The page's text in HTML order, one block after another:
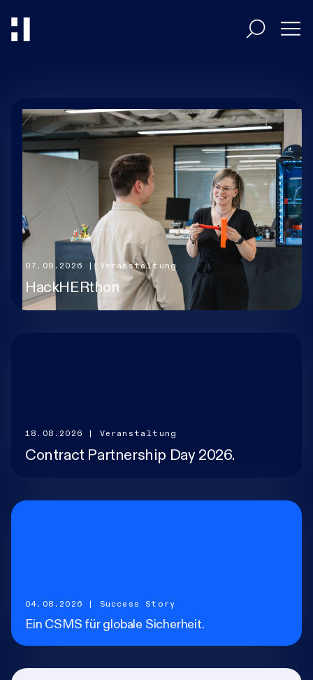
Umsetzer
HiAcademy
Magazin
Über uns
07.09.2026 | Veranstaltung
HackHERthon
18.08.2026 | Veranstaltung
Contract Partnership Day 2026.
04.08.2026 | Success Story
Ein CSMS für globale Sicherheit.